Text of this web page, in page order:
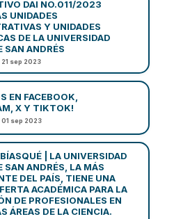
DAI NO.011/2023
UNIDADES
Y UNIDADES
DE LA UNIVERSIDAD
SAN ANDRÉS
sep 2023
EN FACEBOOK,
X Y TIKTOK!
sep 2023
| LA UNIVERSIDAD
SAN ANDRÉS, LA MÁS
DEL PAÍS, TIENE UNA
ACADÉMICA PARA LA
DE PROFESIONALES EN
ÁREAS DE LA CIENCIA.